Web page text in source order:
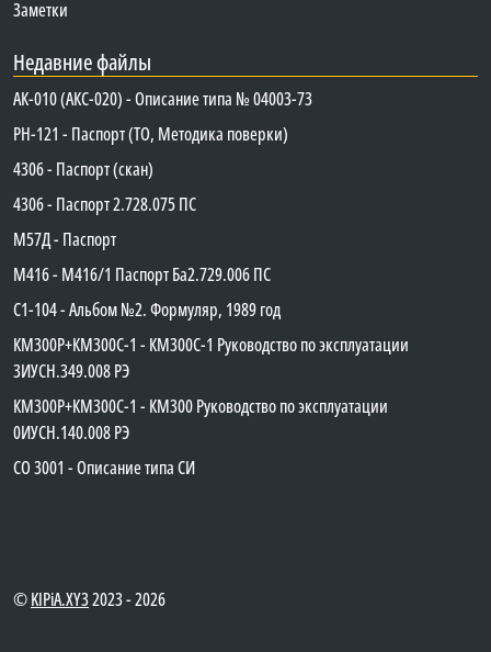
Заметки
Недавние файлы
АК-010 (АКС-020) - Описание типа № 04003-73
PH-121 - Паспорт (ТО, Методика поверки)
4306 - Паспорт (скан)
4306 - Паспорт 2.728.075 ПС
М57Д - Паспорт
М416 - М416/1 Паспорт Ба2.729.006 ПС
C1-104 - Альбом №2. Формуляр, 1989 год
КМ300Р+КМ300С-1 - КМ300C-1 Руководство по эксплуатации
3ИУСН.349.008 РЭ
КМ300Р+КМ300С-1 - КМ300 Руководство по эксплуатации
0ИУСН.140.008 РЭ
СО 3001 - Описание типа СИ
©KIPiA.XY32023 - 2026